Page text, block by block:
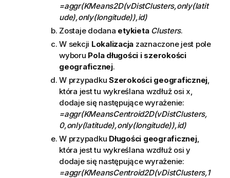
=aggr(KMeans2D(vDistClusters,only(latit
ude),only(longitude)),id)
Zostaje dodana etykieta Clusters.
W sekcji Lokalizacja zaznaczone jest pole
wyboru Pola długości i szerokości
geograficznej.
W przypadku Szerokości geograficznej
która jest tu wykreślana wzdłuż osi x,
dodaje się następujące wyrażenie:
=aggr(KMeansCentroid2D(vDistClusters,
0,only(latitude),only(longitude)),id)
W przypadku Długości geograficznej,
która jest tu wykreślana wzdłuż osi y
dodaje się następujące wyrażenie:
=aggr(KMeansCentroid2D(vDistClusters,1